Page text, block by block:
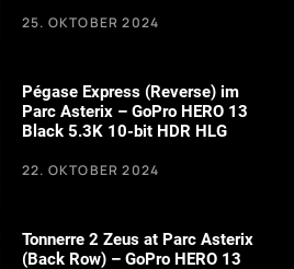
25. OKTOBER 2024
Pégase Express (Reverse) im
Parc Asterix – GoPro HERO 13
Black 5.3K 10-bit HDR HLG
22. OKTOBER 2024
Tonnerre 2 Zeus at Parc Asterix
(Back Row) – GoPro HERO 13